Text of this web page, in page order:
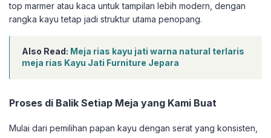
top marmer atau kaca untuk tampilan lebih modern, dengan
rangka kayu tetap jadi struktur utama penopang.
Also Read: Meja rias kayu jati warna natural terlaris
meja rias Kayu Jati Furniture Jepara
Proses di Balik Setiap Meja yang Kami Buat
Mulai dari pemilihan papan kayu dengan serat yang konsisten,